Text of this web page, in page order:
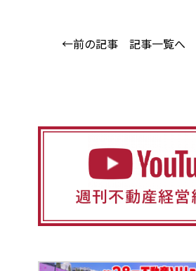
←前の記事 記事一覧へ